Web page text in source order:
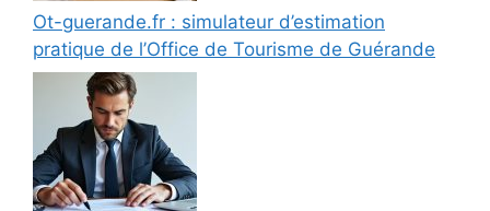
Ot-guerande.fr : simulateur d’estimation
pratique de l’Office de Tourisme de Guérande